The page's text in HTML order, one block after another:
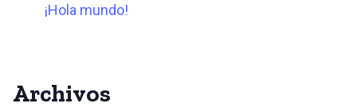
¡Hola mundo!
Archivos